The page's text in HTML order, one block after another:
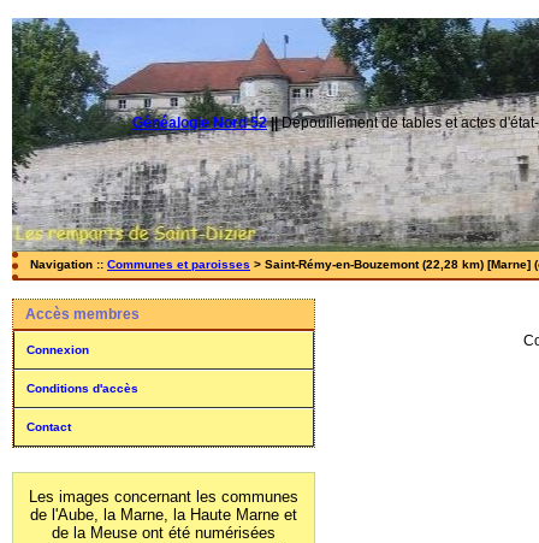
Généalogie Nord 52||Dépouillement de tables et actes
Navigation :: Communes et paroisses > Saint-Rémy-en-Bouzemont (22,28 km) [Marne]
Accès membres
Connexion
Conditions d'accès
Contact
Les images concernant les communes
de l'Aube, la Marne, la Haute Marne et
de la Meuse ont été numérisées